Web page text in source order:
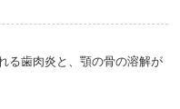
る歯肉炎と、顎の骨の溶解が